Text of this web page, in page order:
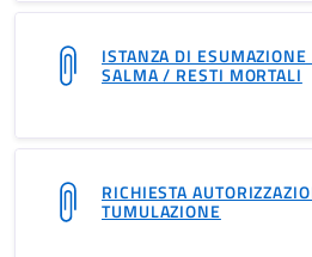
ISTANZA DI
SALMA / RESTI MORTALI
RICHIESTA
TUMULAZIONE